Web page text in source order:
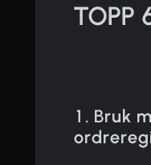
TOPP
1. Bruk